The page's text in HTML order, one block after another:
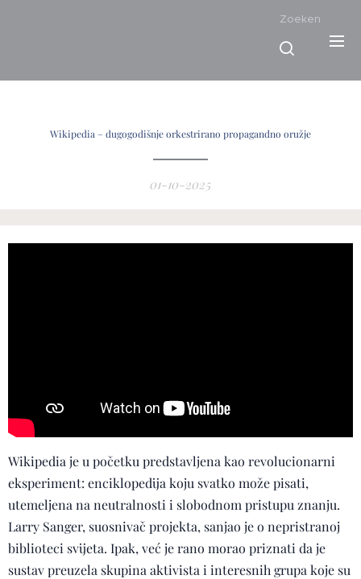
Zoeken
Wikipedia – dugogodišnje orkestrirano propagandno oružje
01-10-2025
Wikipedia je u početku predstavljena kao revolucionarni
eksperiment: enciklopedija koju svatko može pisati,
utemeljena na neutralnosti i slobodnom pristupu znanju.
Larry Sanger, suosnivač projekta, sanjao je o nepristranoj
biblioteci svijeta. Ipak, već je rano morao priznati da je
sustav preuzela skupina aktivista i interesnih grupa koje su